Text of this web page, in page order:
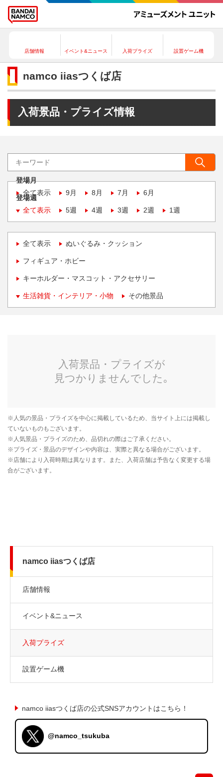
店舗情報 イベント&ニュース 入荷プライズ 設置ゲーム機
namco iiasつくば店
入荷景品・プライズ情報
登場月
全て表示
9月 8月 7月 6月
登場週
全て表示
5週 4週 3週 2週 1週
全て表示 ぬいぐるみ・クッション
フィギュア・ホビー
キーホルダー・マスコット・アクセサリー
生活雑貨・インテリア・小物 その他景品
namco iiasつくば店
店舗情報
イベント&ニュース
入荷プライズ
設置ゲーム機
namco iiasつくば店の公式SNSアカウントはこちら！
@namco_tsukuba